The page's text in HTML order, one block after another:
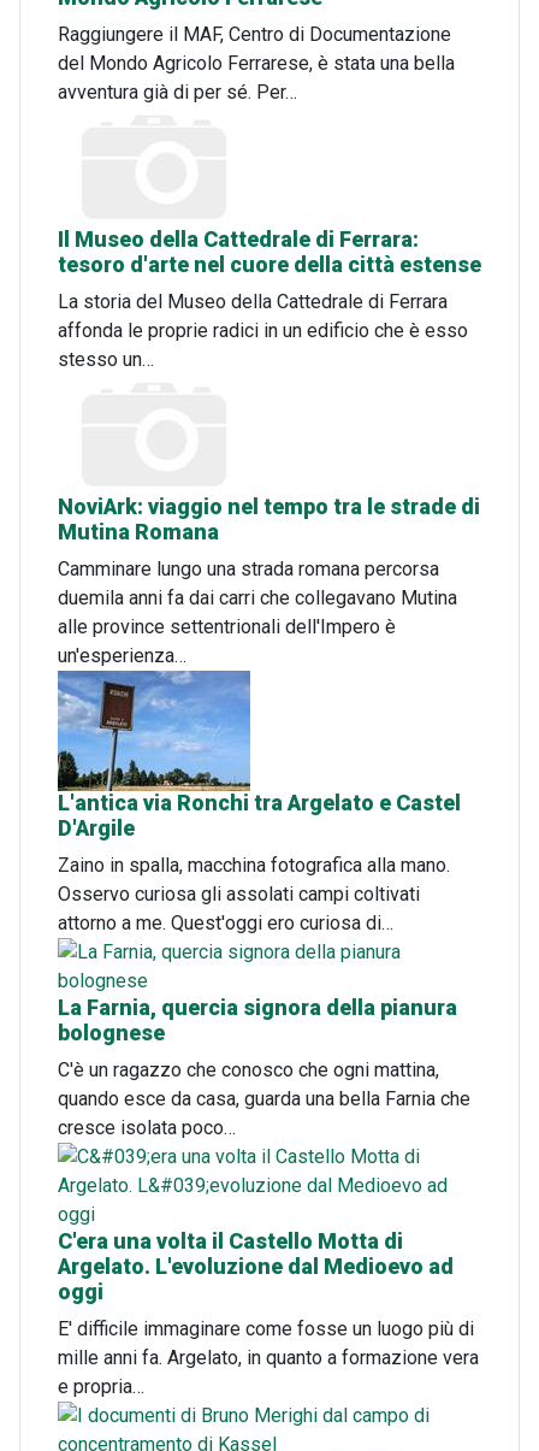
Raggiungere il MAF, Centro di Documentazione
del Mondo Agricolo Ferrarese, è stata una bella
avventura già di per sé. Per…
Il Museo della Cattedrale di Ferrara:
tesoro d'arte nel cuore della città estense
La storia del Museo della Cattedrale di Ferrara
affonda le proprie radici in un edificio che è esso
stesso un…
NoviArk: viaggio nel tempo tra le strade di
Mutina Romana
Camminare lungo una strada romana percorsa
duemila anni fa dai carri che collegavano Mutina
alle province settentrionali dell'Impero è
un'esperienza…
L'antica via Ronchi tra Argelato e Castel
D'Argile
Zaino in spalla, macchina fotografica alla mano.
Osservo curiosa gli assolati campi coltivati
attorno a me. Quest'oggi ero curiosa di…
La Farnia, quercia signora della pianura
bolognese
C'è un ragazzo che conosco che ogni mattina,
quando esce da casa, guarda una bella Farnia che
cresce isolata poco…
C'era una volta il Castello Motta di
Argelato. L'evoluzione dal Medioevo ad
oggi
E' difficile immaginare come fosse un luogo più di
mille anni fa. Argelato, in quanto a formazione vera
e propria…